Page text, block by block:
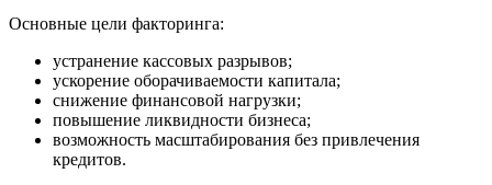
Основные цели факторинга:
устранение кассовых разрывов;
ускорение оборачиваемости капитала;
снижение финансовой нагрузки;
повышение ликвидности бизнеса;
возможность масштабирования без привлечения
кредитов.